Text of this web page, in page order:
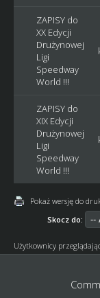
ZAPISY do
XX Edycji
Drużynowej
Ligi
Speedway
World !!!
ZAPISY do
XIX Edycji
Drużynowej
Ligi
Speedway
World !!!
Pokaż wersję do
Skocz do:
Użytkownicy